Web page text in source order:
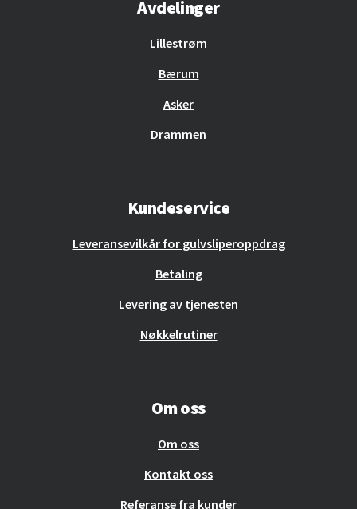
Avdelinger
Lillestrøm
Bærum
Asker
Drammen
Kundeservice
Leveransevilkår for gulvsliperoppdrag
Betaling
Levering av tjenesten
Nøkkelrutiner
Om oss
Om oss
Kontakt oss
Referanse fra kunder